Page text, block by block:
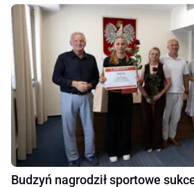
Budzyń nagrodził sportowe